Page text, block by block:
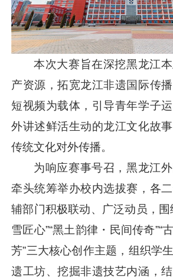
本次大赛旨在深挖黑龙江
产资源，拓宽龙江非遗国际传
短视频为载体，引导青年学子
外讲述鲜活生动的龙江文化故
传统文化对外传播。
为响应赛事号召，黑龙江
牵头统筹举办校内选拔赛，各
辅部门积极联动、广泛动员，围
雪匠心”“黑土韵律・民间传奇”“
芳”三大核心创作主题，组织学
遗工坊、挖掘非遗技艺内涵，结